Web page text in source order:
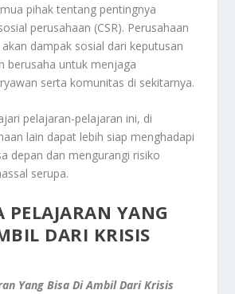
pihak tentang pentingnya
perusahaan (CSR). Perusahaan
dampak sosial dari keputusan
berusaha untuk menjaga
serta komunitas di sekitarnya.
pelajaran-pelajaran ini, di
lain dapat lebih siap menghadapi
depan dan mengurangi risiko
serupa.
PELAJARAN YANG
DARI KRISIS
Yang Bisa Di Ambil Dari Krisis